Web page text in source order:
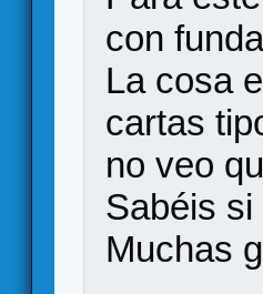
con
La cosa
cartas
no veo
Sabéis
Muchas